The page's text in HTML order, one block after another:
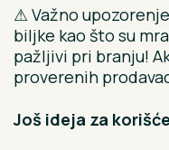
⚠ Važno
biljke kao što su
pažljivi pri branju!
proverenih
Još ideja za